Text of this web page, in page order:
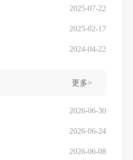
2025-07-22
2025-02-17
2024-04-22
更多>
2026-06-30
2026-06-24
2026-06-08